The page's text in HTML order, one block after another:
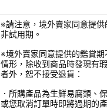
※請注意，境外賣家同意提供
非試用期。
※境外賣家同意提供的鑑賞期
情形，除收到商品時發現有
者外，恕不接受退貨：
．所購產品為生鮮易腐類、
或您取消訂單時即將過期的產